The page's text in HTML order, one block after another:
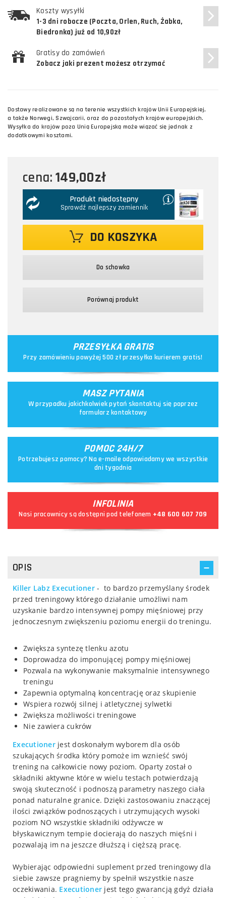
Koszty wysyłki
1-3 dni robocze (Poczta, Orlen, Ruch, Żabka,
Biedronka) już od 10,90zł
Gratisy do zamówień
Zobacz jaki prezent możesz otrzymać
Dostawy realizowane są na terenie wszystkich krajów Unii Europejskiej,
a także Norwegi, Szwajcarii, oraz do pozostałych krajów europejskich.
Wysyłka do krajów poza Unią Europejską może wiązać się jednak z
dodatkowymi kosztami.
cena: 149,00zł
Produkt niedostępny
Sprawdź najlepszy zamiennik
DO KOSZYKA
Do schowka
Porównaj produkt
PRZESYŁKA GRATIS
Przy zamówieniu powyżej 500 zł przesyłka kurierem gratis!
MASZ PYTANIA
W przypadku jakichkolwiek pytań skontaktuj się poprzez
formularz kontaktowy
POMOC 24H/7
Potrzebujesz pomocy? Na e-maile odpowiadamy we wszystkie
dni tygodnia
INFOLINIA
Nasi pracownicy są dostępni pod telefonem +48 600 607 709
OPIS
Killer Labz Executioner- to bardzo przemyślany środek
przed treningowy którego działanie umożliwi nam
uzyskanie bardzo intensywnej pompy mięśniowej przy
jednoczesnym zwiększeniu poziomu energii do treningu.
Zwiększa syntezę tlenku azotu
Doprowadza do imponującej pompy mięśniowej
Pozwala na wykonywanie maksymalnie intensywnego
treningu
Zapewnia optymalną koncentrację oraz skupienie
Wspiera rozwój silnej i atletycznej sylwetki
Zwiększa możliwości treningowe
Nie zawiera cukrów
Executionerjest doskonałym wyborem dla osób
szukających środka który pomoże im wznieść swój
trening na całkowicie nowy poziom. Oparty został o
składniki aktywne które w wielu testach potwierdzają
swoją skuteczność i podnoszą parametry naszego ciała
ponad naturalne granice. Dzięki zastosowaniu znaczącej
ilości związków podnoszących i utrzymujących wysoki
poziom NO wszystkie składniki odżywcze w
błyskawicznym tempie docierają do naszych mięśni i
pozwalają im na jeszcze dłuższą i cięższą pracę.
Wybierając odpowiedni suplement przed treningowy dla
siebie zawsze pragniemy by spełnił wszystkie nasze
oczekiwania. Executioner jest tego gwarancją gdyż działa